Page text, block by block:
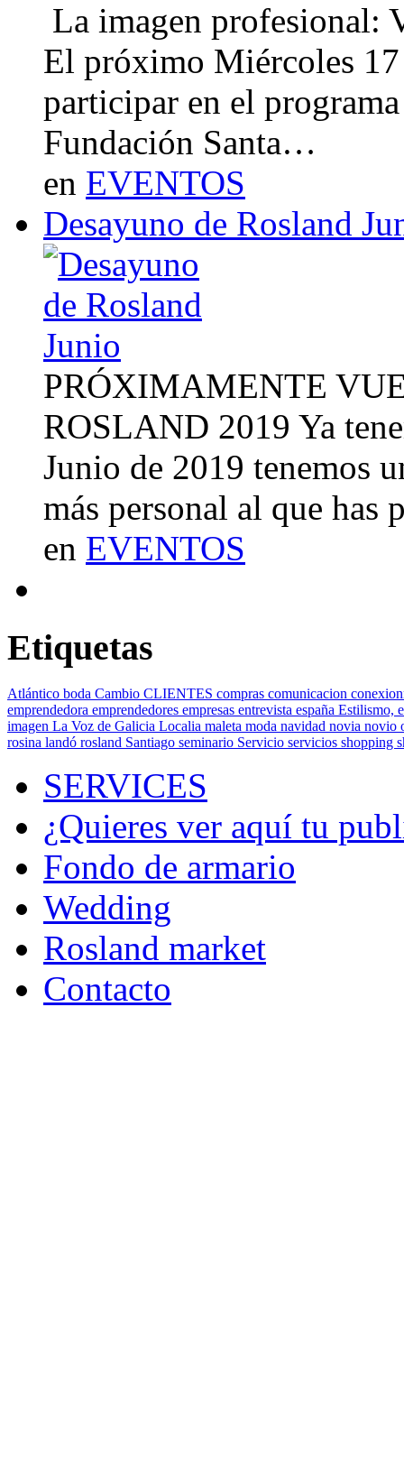
La imagen profesional:
El próximo Miércoles
participar en el
Fundación Santa…
en EVENTOS
Desayuno de Rosland
PRÓXIMAMENTE
ROSLAND 2019 Ya
Junio de 2019 tenemos
más personal al que
en EVENTOS
Etiquetas
Atlántico boda Cambio CLIENTES compras comunicacion
emprendedora emprendedores empresas entrevista españa Estilismo,
imagen La Voz de Galicia Localia maleta moda navidad novia novio
rosina landó rosland Santiago seminario Servicio servicios shopping
SERVICES
¿Quieres ver aquí tu
Fondo de armario
Wedding
Rosland market
Contacto